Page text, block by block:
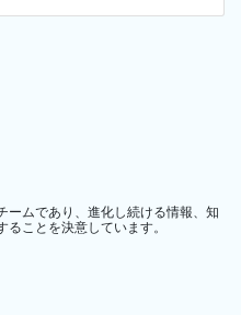
ームであり、進化し続ける情報、知
ことを決意しています。